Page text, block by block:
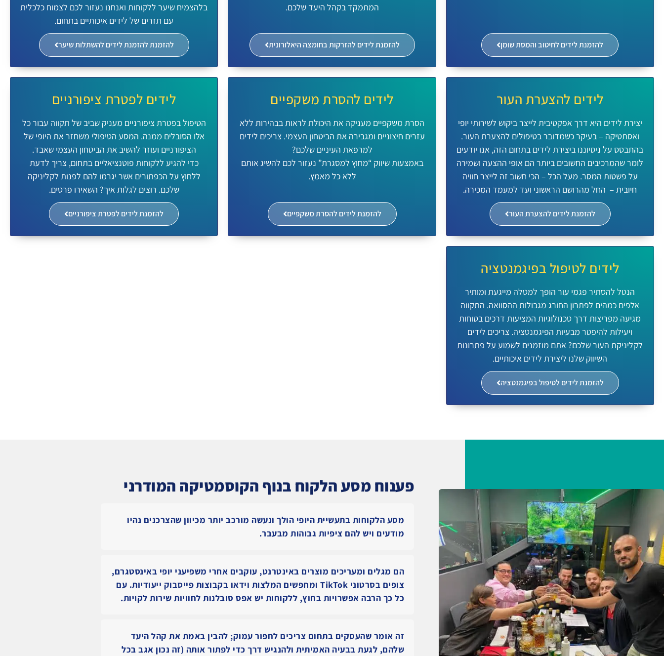
להזמנת לידים לחיטוב והמסת שומן
המתמקד בקהל היעד שלכם.
להזמנת לידים להזרקות בחומצה היאלורונית
בלהצמיח שיער ללקוחות ואנחנו נעזור לכם לצמוח כלכלית
עם תזרים של לידים איכותיים בתחום.
להזמנת להזמנת לידים להשתלות שיער
לידים להצערת העור
יצירת לידים היא דרך אפקטיבית לייצר ביקוש לשירותי יופי
ואסתטיקה – בעיקר כשמדובר בטיפולים להצערת העור.
בהתבסס על ניסיוננו ביצירת לידים בתחום הזה, אנו יודעים
לומר שהמרכיבים החשובים ביותר הם אופי ההצעה ושמירה
על פשטות המסר. מעל הכל – הכי חשוב זה לייצר חוויה
חיובית – החל מהרושם הראשוני ועד למעמד המכירה.
להזמנת לידים להצערת העור
לידים להסרת משקפיים
הסרת משקפיים מעניקה את היכולת לראות בבהירות ללא
עזרים חיצוניים ומגבירה את הביטחון העצמי. צריכים לידים
למרפאת העיניים שלכם?
באמצעות שיווק “מחוץ למסגרת” נעזור לכם להשיג אותם
ללא כל מאמץ.
להזמנת לידים להסרת משקפיים
לידים לפטרת ציפורניים
הטיפול בפטרת ציפורניים מעניק שביב של תקווה עבור כל
אלו הסובלים ממנה. המסע הטיפולי משחזר את היופי של
הציפורניים ועוזר להשיב את הביטחון העצמי שאבד.
כדי להגיע ללקוחות פוטנציאליים בתחום, צריך לדעת
ללחוץ על הכפתוריםאשר יגרמו להם לפנות לקליניקה
שלכם. רוצים לגלות איך? השאירו פרטים.
להזמנת לידים לפטרת ציפורניים
לידים לטיפול בפיגמנטציה
הנטל להסתיר פגמי עור הופך למטלה מייגעת ומותיר
אלפים כמהים לפתרון החורג מגבולות ההסוואה. התקווה
מגיעה מפריצות דרך טכנולוגיות המציעות דרכים בטוחות
ויעילות להיפטר מבעיות הפיגמנטציה. צריכים לידים
לקליניקת העור שלכם? אתם מוזמנים לשמוע על פתרונות
השיווק שלנו ליצירת לידים איכותיים.
להזמנת לידים לטיפול בפיגמנטציה
פענוח מסע הלקוח בנוף הקוסמטיקה המודרני
מסע הלקוחות בתעשיית היופי הולך ונעשה מורכב יותר מכיוון שהצרכנים נהיו
מודעים ויש להם ציפיות גבוהות מבעבר.
הם מגלים ומעריכים מוצרים באינטרנט, עוקבים אחרי משפיעני יופי באינסטגרם,
צופים בסרטוני TikTok ומחפשים המלצות וידאו בקבוצות פייסבוק ייעודיות. עם
כל כך הרבה אפשרויות בחוץ, ללקוחות יש אפס סובלנות לחוויות שירות לקויות.
זה אומר שהעסקים בתחום צריכים לחפור עמוק; להבין באמת את קהל היעד
שלהם, לגעת בבעיה האמיתית ולהנגיש דרך כדי לפתור אותה (זה נכון אגב בכל